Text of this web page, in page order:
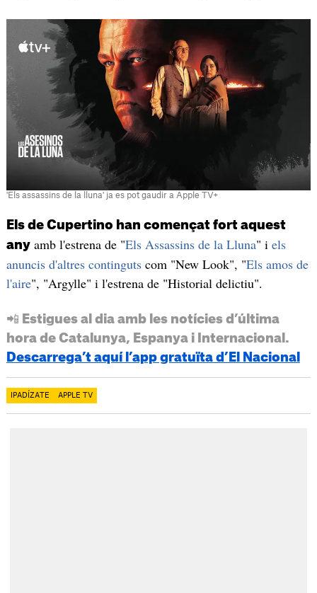
'Els assassins de la lluna' ja es pot gaudir a Apple TV+
Els de Cupertino han començat fort aquest
anyamb l'estrena de "Els Assassins de la Lluna" i els
anuncis d'altres contingutscom "New Look", "Els amos de
l'aire", "Argylle" i l'estrena de "Historial delictiu".
📲 Estigues al dia amb les notícies d’última
hora de Catalunya, Espanya i Internacional.
Descarrega’t aquí l’app gratuïta d’El Nacional
IPADÍZATE APPLE TV